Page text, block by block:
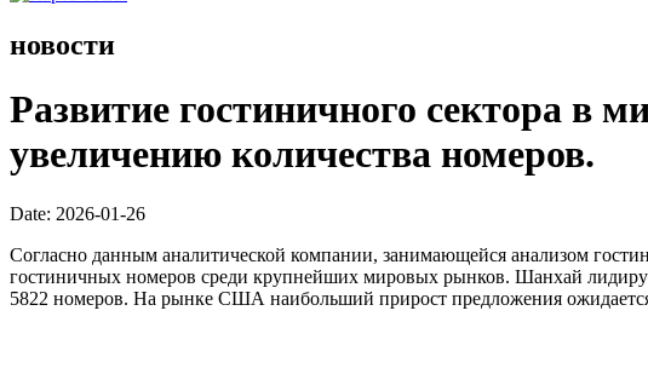
новости
Развитие гостиничного сектора в
увеличению количества номеров.
Date: 2026-01-26
Согласно данным аналитической компании, занимающейся анализом
гостиничных номеров среди крупнейших мировых рынков. Шанхай
5822 номеров. На рынке США наибольший прирост предложения